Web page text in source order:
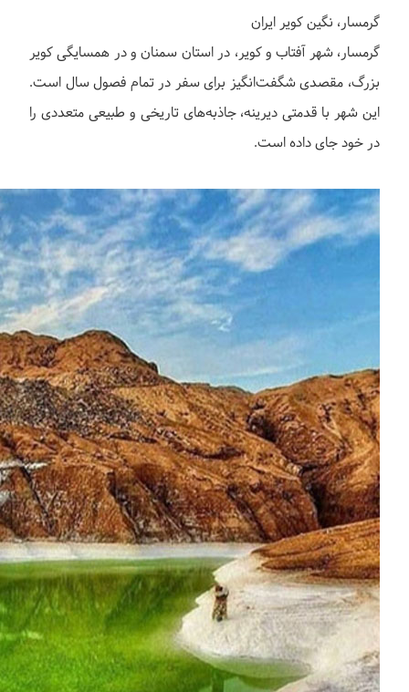
گرمسار، نگین کویر ایران
گرمسار، شهر آفتاب و کویر، در استان سمنان و در همسایگی کویر
بزرگ، مقصدی شگفت‌انگیز برای سفر در تمام فصول سال است.
این شهر با قدمتی دیرینه، جاذبه‌های تاریخی و طبیعی متعددی را
در خود جای داده است.